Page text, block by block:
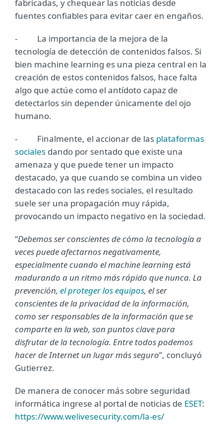
fabricadas, y chequear las noticias desde
fuentes confiables para evitar caer en engaños.
- La importancia de la mejora de la
tecnología de detección de contenidos falsos. Si
bien machine learning es una pieza central en la
creación de estos contenidos falsos, hace falta
algo que actúe como el antídoto capaz de
detectarlos sin depender únicamente del ojo
humano.
- Finalmente, el accionar de las plataformas
sociales dando por sentado que existe una
amenaza y que puede tener un impacto
destacado, ya que cuando se combina un video
destacado con las redes sociales, el resultado
suele ser una propagación muy rápida,
provocando un impacto negativo en la sociedad.
“Debemos ser conscientes de cómo la tecnología a
veces puede afectarnos negativamente,
especialmente cuando el machine learning está
madurando a un ritmo más rápido que nunca. La
prevención, el proteger los equipos, el ser
conscientes de la privacidad de la información,
como ser responsables de la información que se
comparte en la web, son puntos clave para
disfrutar de la tecnología. Entre todos podemos
hacer de Internet un lugar más seguro”, concluyó
Gutierrez.
De manera de conocer más sobre seguridad
informática ingrese al portal de noticias de ESET:
https://www.welivesecurity.com/la-es/